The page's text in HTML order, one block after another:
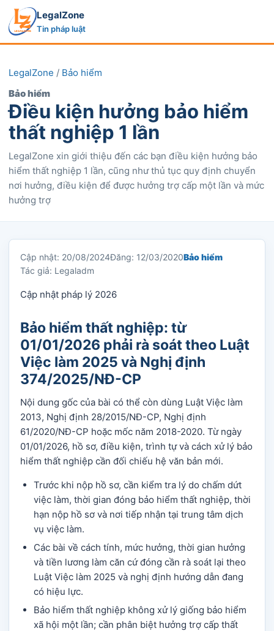
LegalZone
Tin pháp luật
LegalZone / Bảo hiểm
Bảo hiểm
Điều kiện hưởng bảo hiểm
thất nghiệp 1 lần
LegalZone xin giới thiệu đến các bạn điều kiện hưởng bảo
hiểm thất nghiệp 1 lần, cũng như thủ tục quy định chuyển
nơi hưởng, điều kiện để được hưởng trợ cấp một lần và mức
hưởng trợ
Cập nhật: 20/08/2024Đăng: 12/03/2020Bảo hiểm
Tác giả: Legaladm
Cập nhật pháp lý 2026
Bảo hiểm thất nghiệp: từ
01/01/2026 phải rà soát theo Luật
Việc làm 2025 và Nghị định
374/2025/NĐ-CP
Nội dung gốc của bài có thể còn dùng Luật Việc làm
2013, Nghị định 28/2015/NĐ-CP, Nghị định
61/2020/NĐ-CP hoặc mốc năm 2018-2020. Từ ngày
01/01/2026, hồ sơ, điều kiện, trình tự và cách xử lý bảo
hiểm thất nghiệp cần đối chiếu hệ văn bản mới.
Trước khi nộp hồ sơ, cần kiểm tra lý do chấm dứt
việc làm, thời gian đóng bảo hiểm thất nghiệp, thời
hạn nộp hồ sơ và nơi tiếp nhận tại trung tâm dịch
vụ việc làm.
Các bài về cách tính, mức hưởng, thời gian hưởng
và tiền lương làm căn cứ đóng cần rà soát lại theo
Luật Việc làm 2025 và nghị định hướng dẫn đang
có hiệu lực.
Bảo hiểm thất nghiệp không xử lý giống bảo hiểm
xã hội một lần; cần phân biệt hưởng trợ cấp thất